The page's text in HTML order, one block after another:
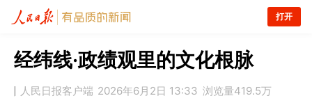
打开
经纬线·政绩观里的文化根脉
人民日报客户端 2026年6月2日 13:33 浏览量419.5万